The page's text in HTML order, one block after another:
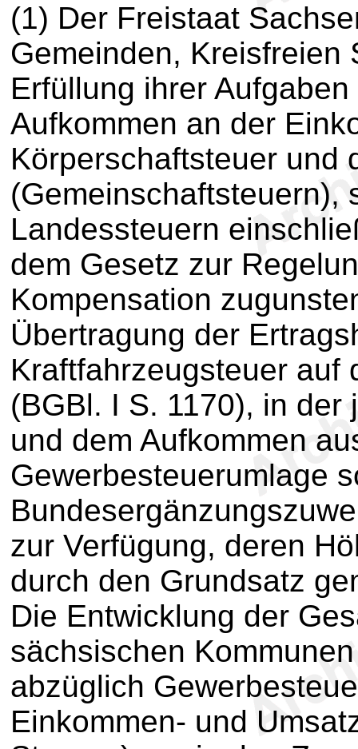
(1) Der Freistaat
Gemeinden, Kreisfreien
Erfüllung ihrer
Aufkommen an der
Körperschaftsteuer und
(Gemeinschaftsteuern),
Landessteuern
dem Gesetz zur
Kompensation
Übertragung der
Kraftfahrzeugsteuer auf
(BGBl. I S. 1170), in
und dem Aufkommen
Gewerbesteuerumlage
zur Verfügung, deren
durch den Grundsatz
Die Entwicklung der
sächsischen
abzüglich
Einkommen- und